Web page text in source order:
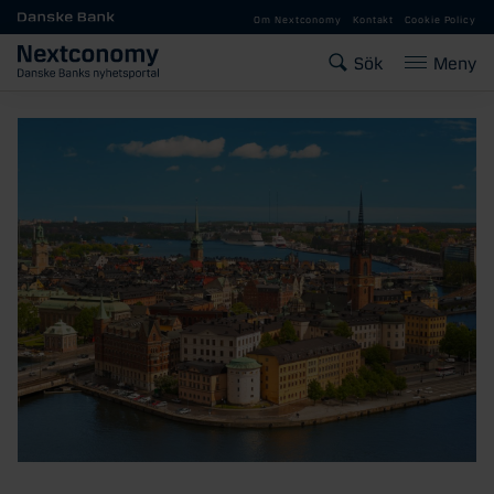
Gå till huvudinnehåll
Om Nextconomy Kontakt Cookie Policy
Sök Meny